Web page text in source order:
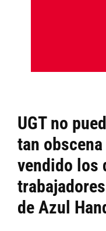
UGT no
tan obscena
vendido los
de Azul